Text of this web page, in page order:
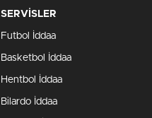
SERVİSLER
Futbol İddaa
Basketbol İddaa
Hentbol İddaa
Bilardo İddaa